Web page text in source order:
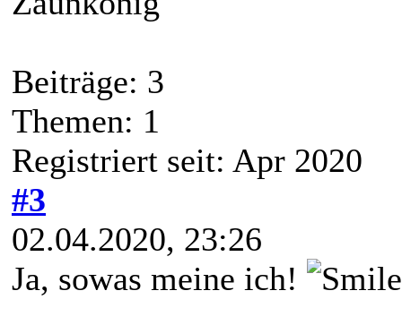
Beiträge: 3
Themen: 1
Registriert seit: Apr 2020
#3
02.04.2020, 23:26
Ja, sowas meine ich!